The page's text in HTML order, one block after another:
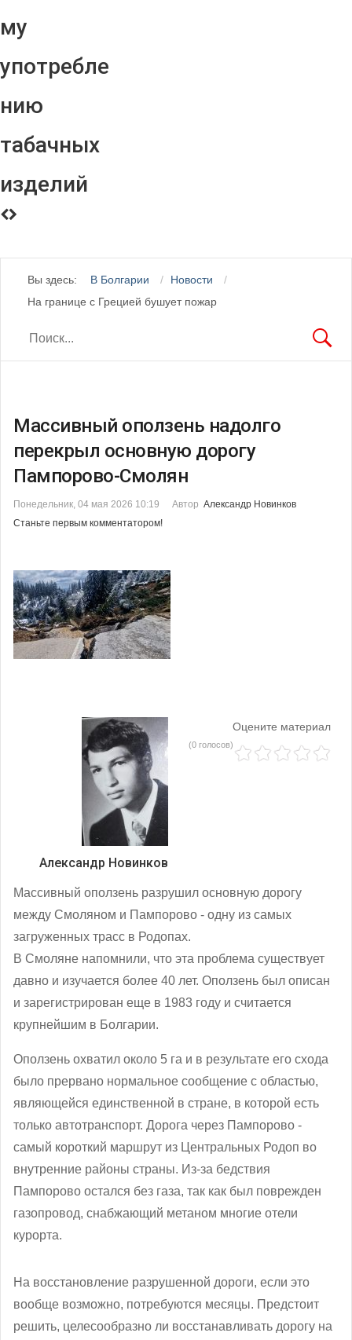
му
употребле
нию
табачных
изделий
Вы здесь: В Болгарии
Новости
На границе с Грецией бушует пожар
Массивный оползень надолго
перекрыл основную дорогу
Пампорово-Смолян
Понедельник, 04 мая 2026 10:19 Автор Александр Новинков
Станьте первым комментатором!
Александр Новинков
Оцените материал
(0 голосов)
Массивный оползень разрушил основную дорогу
между Смоляном и Пампорово - одну из самых
загруженных трасс в Родопах.
В Смоляне напомнили, что эта проблема существует
давно и изучается более 40 лет. Оползень был описан
и зарегистрирован еще в 1983 году и считается
крупнейшим в Болгарии.
Оползень охватил около 5 га и в результате его схода
было прервано нормальное сообщение с областью,
являющейся единственной в стране, в которой есть
только автотранспорт. Дорога через Пампорово -
самый короткий маршрут из Центральных Родоп во
внутренние районы страны. Из-за бедствия
Пампорово остался без газа, так как был поврежден
газопровод, снабжающий метаном многие отели
курорта.
На восстановление разрушенной дороги, если это
вообще возможно, потребуются месяцы. Предстоит
решить, целесообразно ли восстанавливать дорогу на